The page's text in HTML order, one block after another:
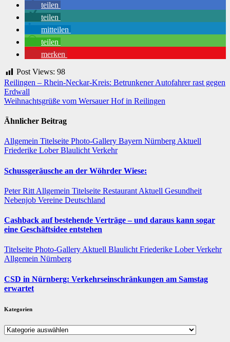
teilen
teilen
mitteilen
teilen
merken
Post Views: 98
Beitragsnavigation
Reilingen – Rhein-Neckar-Kreis: Betrunkener Autofahrer rast gegen
Erdwall
Weihnachtsgrüße vom Wersauer Hof in Reilingen
Ähnlicher Beitrag
Allgemein Titelseite Photo-Gallery Bayern Nürnberg Aktuell
Friederike LoberBlaulicht Verkehr
Schussgeräusche an der Wöhrder Wiese:
Peter Ritt Allgemein Titelseite Restaurant Aktuell Gesundheit
Nebenjob Vereine Deutschland
Cashback auf bestehende Verträge – und daraus kann sogar
eine Geschäftsidee entstehen
Titelseite Photo-GalleryAktuell BlaulichtFriederike LoberVerkehr
Allgemein Nürnberg
CSD in Nürnberg: Verkehrseinschränkungen am Samstag
erwartet
Kategorien
Kategorien